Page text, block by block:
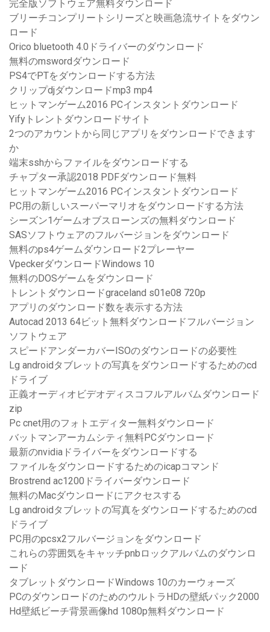
完全版ソフトウェア無料ダウンロード
ブリーチコンプリートシリーズと映画急流サイトをダウン
ロード
Orico bluetooth 4.0ドライバーのダウンロード
無料のmswordダウンロード
PS4でPTをダウンロードする方法
クリップdjダウンロードmp3 mp4
ヒットマンゲーム2016 PCインスタントダウンロード
Yifyトレントダウンロードサイト
2つのアカウントから同じアプリをダウンロードできます
か
端末sshからファイルをダウンロードする
チャプター承認2018 PDFダウンロード無料
ヒットマンゲーム2016 PCインスタントダウンロード
PC用の新しいスーパーマリオをダウンロードする方法
シーズン1ゲームオブスローンズの無料ダウンロード
SASソフトウェアのフルバージョンをダウンロード
無料のps4ゲームダウンロード2プレーヤー
VpeckerダウンロードWindows 10
無料のDOSゲームをダウンロード
トレントダウンロードgraceland s01e08 720p
アプリのダウンロード数を表示する方法
Autocad 2013 64ビット無料ダウンロードフルバージョン
ソフトウェア
スピードアンダーカバーISOのダウンロードの必要性
Lg androidタブレットの写真をダウンロードするためのcd
ドライブ
正義オーディオビデオディスコフルアルバムダウンロード
zip
Pc cnet用のフォトエディター無料ダウンロード
バットマンアーカムシティ無料PCダウンロード
最新のnvidiaドライバーをダウンロードする
ファイルをダウンロードするためのicapコマンド
Brostrend ac1200ドライバーダウンロード
無料のMacダウンロードにアクセスする
Lg androidタブレットの写真をダウンロードするためのcd
ドライブ
PC用のpcsx2フルバージョンをダウンロード
これらの雰囲気をキャッチpnbロックアルバムのダウンロ
ード
タブレットダウンロードWindows 10のカーウォーズ
PCのダウンロードのためのウルトラHDの壁紙パック2000
Hd壁紙ビーチ背景画像hd 1080p無料ダウンロード